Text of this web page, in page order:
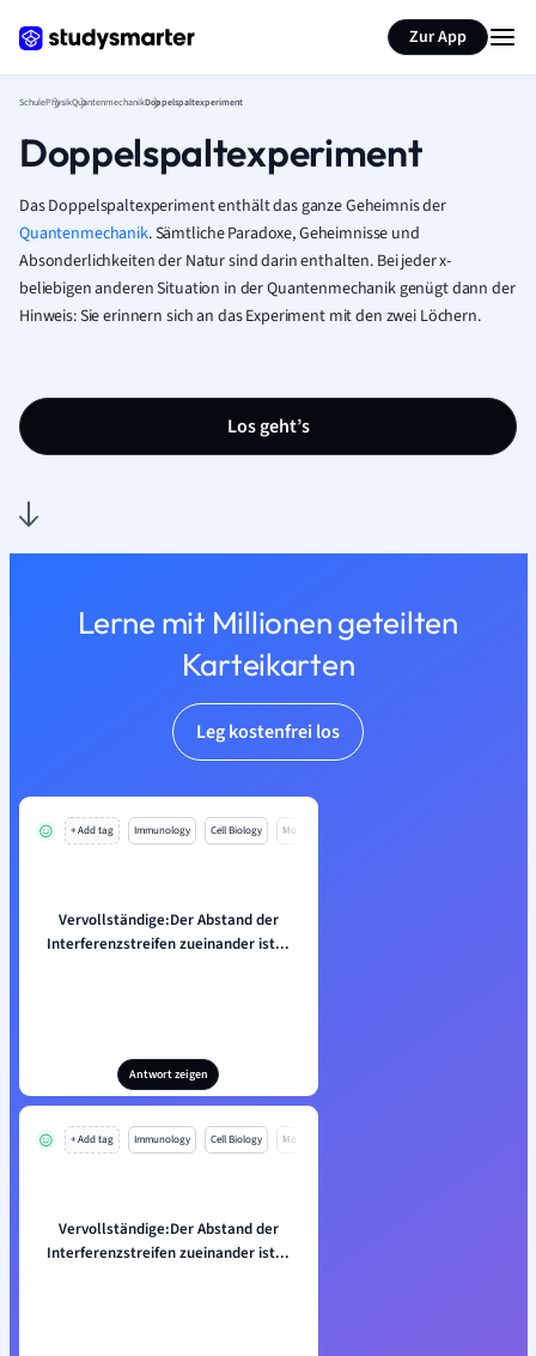
Zur App
SchulePhysikQuantenmechanikDoppelspaltexperiment
Doppelspaltexperiment
Das Doppelspaltexperiment enthält das ganze Geheimnis der
Quantenmechanik. Sämtliche Paradoxe, Geheimnisse und
Absonderlichkeiten der Natur sind darin enthalten. Bei jeder x-
beliebigen anderen Situation in der Quantenmechanik genügt dann der
Hinweis: Sie erinnern sich an das Experiment mit den zwei Löchern.
Los geht’s
Lerne mit Millionen geteilten
Karteikarten
Leg kostenfrei los
+ Add tag Immunology Cell Biology Mo
Vervollständige:Der Abstand der
Interferenzstreifen zueinander ist...
Antwort zeigen
+ Add tag Immunology Cell Biology Mo
Vervollständige:Der Abstand der
Interferenzstreifen zueinander ist...
Seite zusammenfassen